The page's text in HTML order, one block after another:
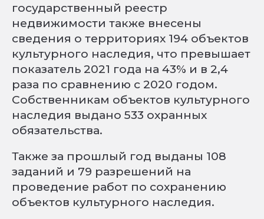
государственный реестр
недвижимости также внесены
сведения о территориях 194 объектов
культурного наследия, что превышает
показатель 2021 года на 43% и в 2,4
раза по сравнению с 2020 годом.
Собственникам объектов культурного
наследия выдано 533 охранных
обязательства.
Также за прошлый год выданы 108
заданий и 79 разрешений на
проведение работ по сохранению
объектов культурного наследия.